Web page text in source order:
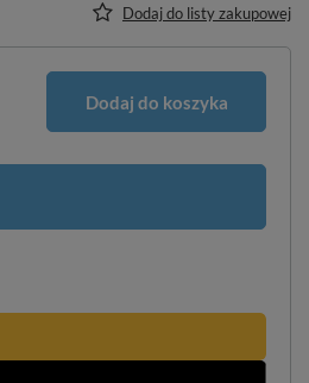
Dodaj do listy zakupowej
Dodaj do koszyka